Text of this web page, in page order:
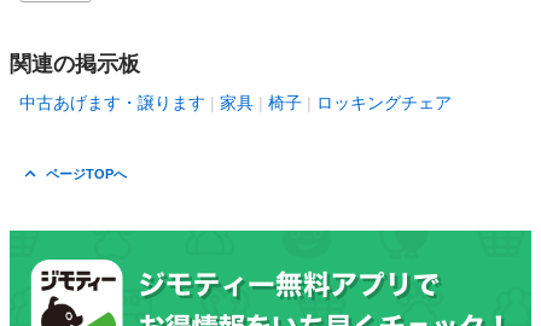
関連の掲示板
中古あげます・譲ります 家具 椅子 ロッキングチェア
ページTOPへ